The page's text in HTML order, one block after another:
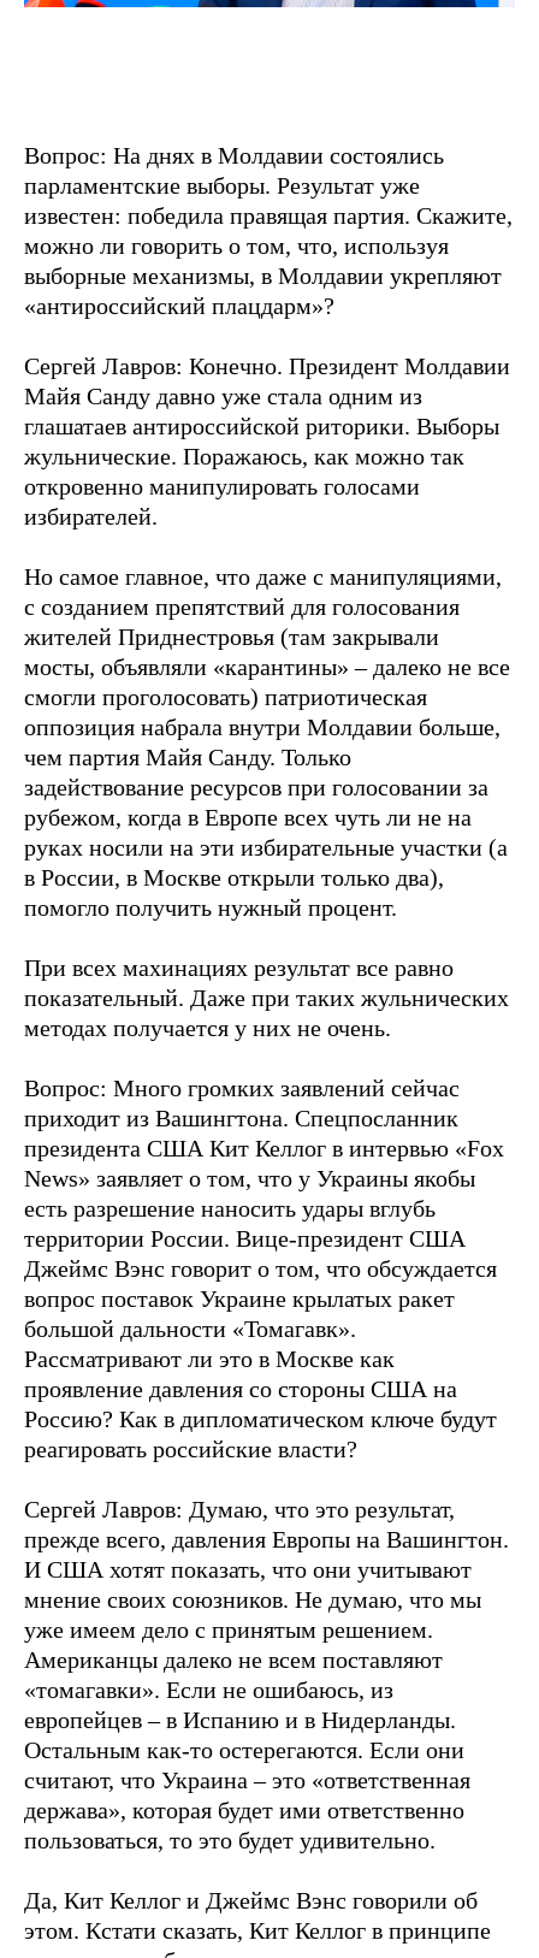
Вопрос: На днях в Молдавии состоялись
парламентские выборы. Результат уже
известен: победила правящая партия. Скажите,
можно ли говорить о том, что, используя
выборные механизмы, в Молдавии укрепляют
«антироссийский плацдарм»?
Сергей Лавров: Конечно. Президент Молдавии
Майя Санду давно уже стала одним из
глашатаев антироссийской риторики. Выборы
жульнические. Поражаюсь, как можно так
откровенно манипулировать голосами
избирателей.
Но самое главное, что даже с манипуляциями,
с созданием препятствий для голосования
жителей Приднестровья (там закрывали
мосты, объявляли «карантины» – далеко не все
смогли проголосовать) патриотическая
оппозиция набрала внутри Молдавии больше,
чем партия Майя Санду. Только
задействование ресурсов при голосовании за
рубежом, когда в Европе всех чуть ли не на
руках носили на эти избирательные участки (а
в России, в Москве открыли только два),
помогло получить нужный процент.
При всех махинациях результат все равно
показательный. Даже при таких жульнических
методах получается у них не очень.
Вопрос: Много громких заявлений сейчас
приходит из Вашингтона. Спецпосланник
президента США Кит Келлог в интервью «Fox
News» заявляет о том, что у Украины якобы
есть разрешение наносить удары вглубь
территории России. Вице-президент США
Джеймс Вэнс говорит о том, что обсуждается
вопрос поставок Украине крылатых ракет
большой дальности «Томагавк».
Рассматривают ли это в Москве как
проявление давления со стороны США на
Россию? Как в дипломатическом ключе будут
реагировать российские власти?
Сергей Лавров: Думаю, что это результат,
прежде всего, давления Европы на Вашингтон.
И США хотят показать, что они учитывают
мнение своих союзников. Не думаю, что мы
уже имеем дело с принятым решением.
Американцы далеко не всем поставляют
«томагавки». Если не ошибаюсь, из
европейцев – в Испанию и в Нидерланды.
Остальным как-то остерегаются. Если они
считают, что Украина – это «ответственная
держава», которая будет ими ответственно
пользоваться, то это будет удивительно.
Да, Кит Келлог и Джеймс Вэнс говорили об
этом. Кстати сказать, Кит Келлог в принципе